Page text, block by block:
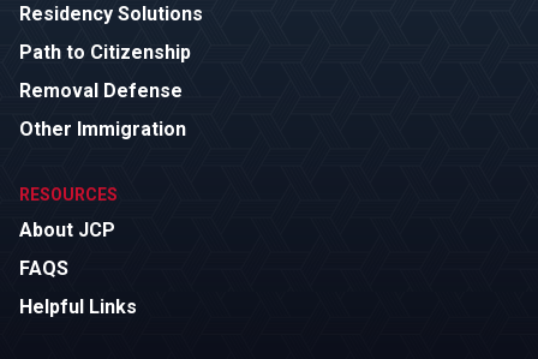
Residency Solutions
Path to Citizenship
Removal Defense
Other Immigration
RESOURCES
About JCP
FAQS
Helpful Links